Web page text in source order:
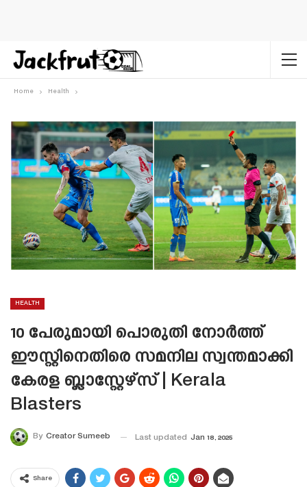
Home Health
HEALTH
10 പേരുമായി പൊരുതി നോർത്ത്
ഈസ്റ്റിനെതിരെ സമനില സ്വന്തമാക്കി
കേരള ബ്ലാസ്റ്റേഴ്സ് | Kerala
Blasters
By Creator Sumeeb Last updated Jan 18, 2025
Share